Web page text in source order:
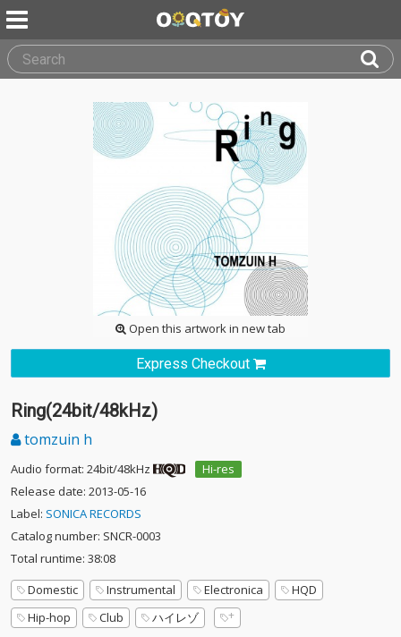
Open this artwork in new tab
Express Checkout
Ring(24bit/48kHz)
tomzuin h
Audio format: 24bit/48kHz
Hi-res
Release date: 2013-05-16
Label: SONICA RECORDS
Catalog number: SNCR-0003
Total runtime: 38:08
Domestic
Instrumental Electronica
HQD
Hip-hop
Club ハイレゾ